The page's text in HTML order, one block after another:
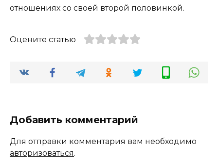
отношениях со своей второй половинкой.
Оцените статью
Добавить комментарий
Для отправки комментария вам необходимо
авторизоваться.